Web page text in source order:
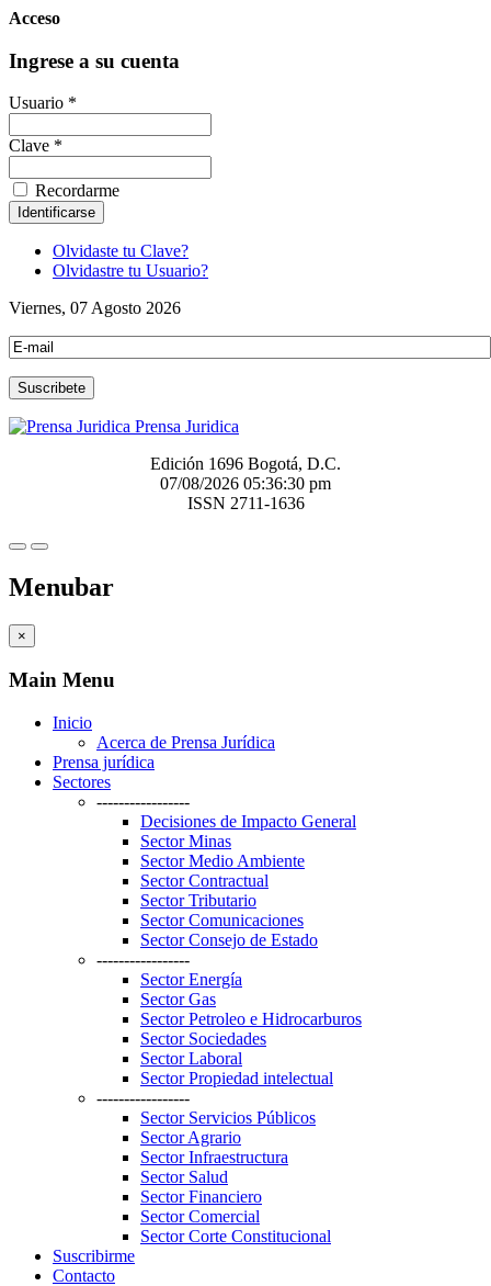
Acceso
Ingrese a su cuenta
Usuario *
Clave *
Recordarme
Olvidaste tu Clave?
Olvidastre tu Usuario?
Viernes, 07 Agosto 2026
Prensa Juridica
Edición 1696 Bogotá, D.C.
07/08/2026 05:36:30 pm
ISSN 2711-1636
Menubar
×
Main Menu
Inicio
Acerca de Prensa Jurídica
Prensa jurídica
Sectores
-----------------
Decisiones de Impacto General
Sector Minas
Sector Medio Ambiente
Sector Contractual
Sector Tributario
Sector Comunicaciones
Sector Consejo de Estado
-----------------
Sector Energía
Sector Gas
Sector Petroleo e Hidrocarburos
Sector Sociedades
Sector Laboral
Sector Propiedad intelectual
-----------------
Sector Servicios Públicos
Sector Agrario
Sector Infraestructura
Sector Salud
Sector Financiero
Sector Comercial
Sector Corte Constitucional
Suscribirme
Contacto